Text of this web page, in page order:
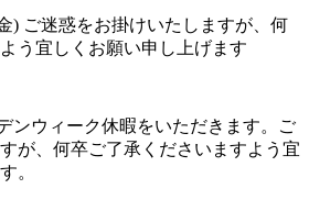
) ご迷惑をお掛けいたしますが、何
う宜しくお願い申し上げます
ンウィーク休暇をいただきます。ご
が、何卒ご了承くださいますよう宜
。